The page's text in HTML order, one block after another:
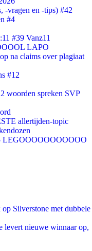
-vragen en -tips) #42
#4
#39 Vanz11
LAPO
na claims over plagiaat
#12
woorden spreken SVP
allertijden-topic
LEGOOOOOOOOOOO
Silverstone met dubbele
levert nieuwe winnaar op,